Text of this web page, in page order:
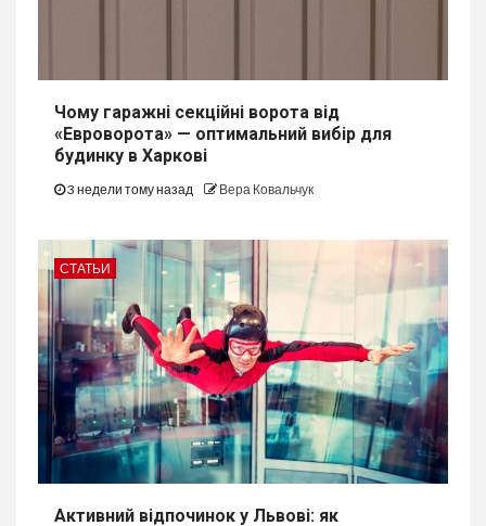
Чому гаражні секційні ворота від
«Евроворота» — оптимальний вибір для
будинку в Харкові
3 недели тому назад Вера Ковальчук
СТАТЬИ
Активний відпочинок у Львові: як